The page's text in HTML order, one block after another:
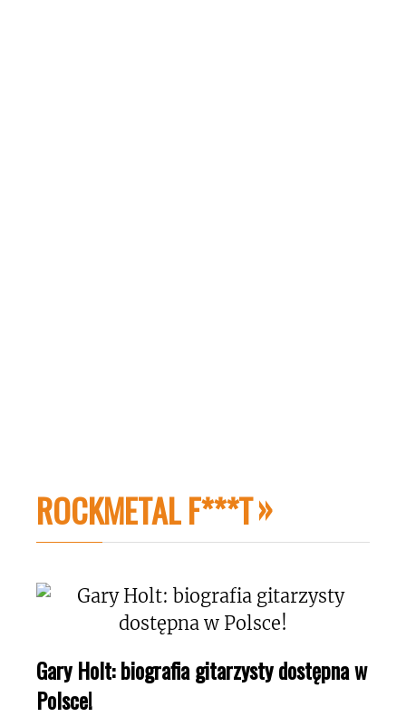
ROCKMETAL F***T
Gary Holt: biografia gitarzysty dostępna w
Polsce!